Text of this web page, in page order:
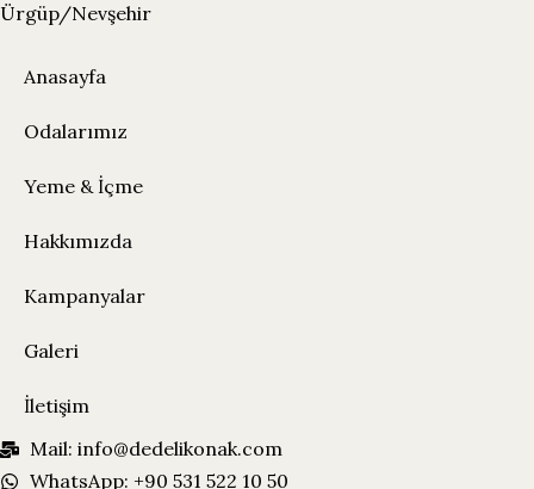
Ürgüp/Nevşehir
Anasayfa
Odalarımız
Yeme & İçme
Hakkımızda
Kampanyalar
Galeri
İletişim
Mail: info@dedelikonak.com
WhatsApp: +90 531 522 10 50